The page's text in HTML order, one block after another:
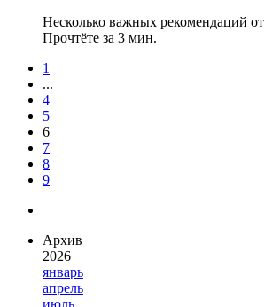
Несколько важных рекомендаций
Прочтёте за 3 мин.
1
...
4
5
6
7
8
9
Архив
2026
январь
апрель
июль